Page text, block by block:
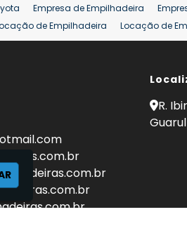
Empresa de Empilhadeira
de Empilhadeira
Locação de
para Mercados
Manutenção
25 ton Preço de Empilhadeira 25 ton
R.